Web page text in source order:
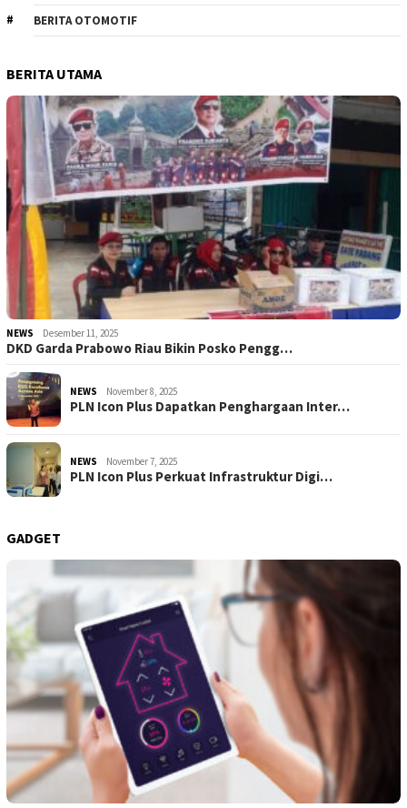
BERITA OTOMOTIF
BERITA UTAMA
NEWS Desember 11, 2025
DKD Garda Prabowo Riau Bikin Posko Pengg…
NEWS November 8, 2025
PLN Icon Plus Dapatkan Penghargaan Inter…
NEWS November 7, 2025
PLN Icon Plus Perkuat Infrastruktur Digi…
GADGET